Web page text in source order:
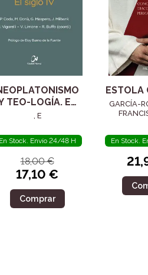
TEO-LOGÍA. EL
SIGLO IV
, E
En Stock. Envío 24/48 H
18,00 €
17,10 €
Comprar
ESTOLA
GARCÍA-
En Stock.